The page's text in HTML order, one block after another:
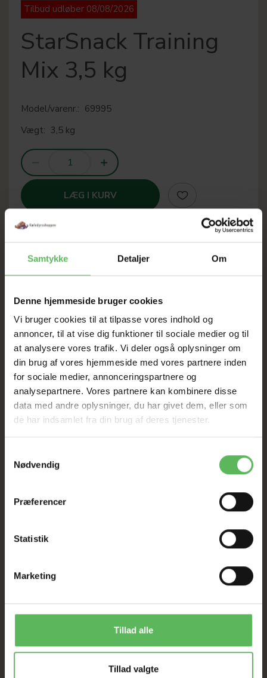
Samtykke Detaljer Om
Denne hjemmeside bruger cookies
Vi bruger cookies til at tilpasse vores indhold og
annoncer, til at vise dig funktioner til sociale medier og til
at analysere vores trafik. Vi deler også oplysninger om
din brug af vores hjemmeside med vores partnere inden
for sociale medier, annonceringspartnere og
analysepartnere. Vores partnere kan kombinere disse
data med andre oplysninger, du har givet dem, eller som
de har indsamlet fra din brug af deres tjenester.
Nødvendig
Præferencer
Statistik
Marketing
Tillad alle
Tillad valgte
Tilbud udløber 08/08/2026
StarSnack Training
Mix 3,5 kg
Model/varenr.: 69995
Vægt: 3,5 kg
LÆG I KURV
SOMMER
UDSALG
TIL D. 8 AUGUST
HELE WEBSHOPPEN ER
SAT NED
I FYSISK BUTIKKERE
-50%